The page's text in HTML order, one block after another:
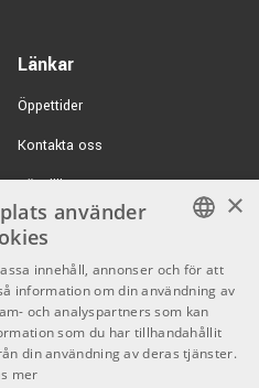
1240 kr/st
Länkar
Öppettider
Kontakta oss
Köpvillkor
Butiken
Varumärken
GDPR & Cookies
Kontakt
SWEDISH
ENGLISH
×
använder
innehåll, annonser och för att
information om din användning av
och analyspartners som kan
som du har tillhandahållit
din användning av deras tjänster.
mer